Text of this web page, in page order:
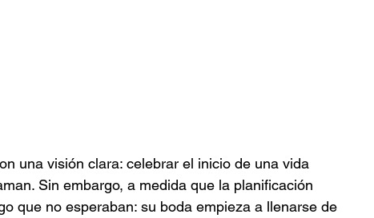
una visión clara: celebrar el inicio de una vida
Sin embargo, a medida que la planificación
que no esperaban: su boda empieza a llenarse de